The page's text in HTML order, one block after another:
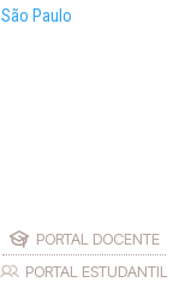
PORTAL DOCENTE
PORTAL ESTUDANTIL